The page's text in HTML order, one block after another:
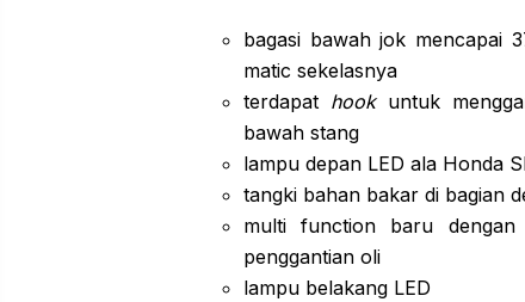
bagasi bawah jok mencapai
matic sekelasnya
terdapat hookuntuk
bawah stang
lampu depan LED ala Honda
tangki bahan bakar di bagian
multi function baru
penggantian oli
lampu belakang LED